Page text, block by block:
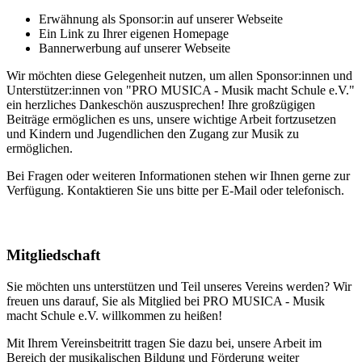
Erwähnung als Sponsor:in auf unserer Webseite
Ein Link zu Ihrer eigenen Homepage
Bannerwerbung auf unserer Webseite
Wir möchten diese Gelegenheit nutzen, um allen Sponsor:innen und
Unterstützer:innen von "PRO MUSICA - Musik macht Schule e.V."
ein herzliches Dankeschön auszusprechen! Ihre großzügigen
Beiträge ermöglichen es uns, unsere wichtige Arbeit fortzusetzen
und Kindern und Jugendlichen den Zugang zur Musik zu
ermöglichen.
Bei Fragen oder weiteren Informationen stehen wir Ihnen gerne zur
Verfügung. Kontaktieren Sie uns bitte per E-Mail oder telefonisch.
Mitgliedschaft
Sie möchten uns unterstützen und Teil unseres Vereins werden? Wir
freuen uns darauf, Sie als Mitglied bei PRO MUSICA - Musik
macht Schule e.V. willkommen zu heißen!
Mit Ihrem Vereinsbeitritt tragen Sie dazu bei, unsere Arbeit im
Bereich der musikalischen Bildung und Förderung weiter